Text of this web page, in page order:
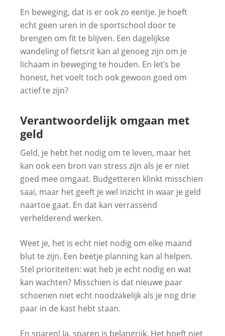
En beweging, dat is er ook zo eentje. Je hoeft
echt geen uren in de sportschool door te
brengen om fit te blijven. Een dagelijkse
wandeling of fietsrit kan al genoeg zijn om je
lichaam in beweging te houden. En let’s be
honest, het voelt toch ook gewoon goed om
actief te zijn?
Verantwoordelijk omgaan met
geld
Geld, je hebt het nodig om te leven, maar het
kan ook een bron van stress zijn als je er niet
goed mee omgaat. Budgetteren klinkt misschien
saai, maar het geeft je wel inzicht in waar je geld
naartoe gaat. En dat kan verrassend
verhelderend werken.
Weet je, het is echt niet nodig om elke maand
blut te zijn. Een beetje planning kan al helpen.
Stel prioriteiten: wat heb je echt nodig en wat
kan wachten? Misschien is dat nieuwe paar
schoenen niet echt noodzakelijk als je nog drie
paar in de kast hebt staan.
En sparen! Ja, sparen is belangrijk. Het hoeft niet